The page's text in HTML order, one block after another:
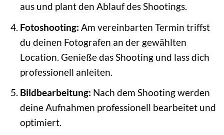
aus und plant den Ablauf des Shootings.
Fotoshooting: Am vereinbarten Termin triffst
du deinen Fotografen an der gewählten
Location. Genieße das Shooting und lass dich
professionell anleiten.
Bildbearbeitung: Nach dem Shooting werden
deine Aufnahmen professionell bearbeitet und
optimiert.